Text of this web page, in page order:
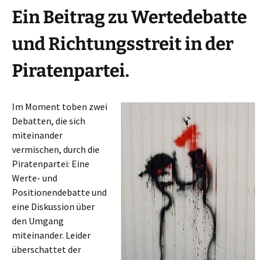
Ein Beitrag zu Wertedebatte
und Richtungsstreit in der
Piratenpartei.
Im Moment toben zwei
Debatten, die sich
miteinander
vermischen, durch die
Piratenpartei: Eine
Werte- und
Positionendebatte und
eine Diskussion über
den Umgang
miteinander. Leider
überschattet der